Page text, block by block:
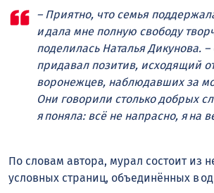
– Приятно, что семья
и дала мне полную свободу
поделилась Наталья Дикунова. –
придавал позитив, исходящий
воронежцев, наблюдавших за
Они говорили столько добрых
я поняла: всё не напрасно, я на
По словам автора, мурал состоит из
условных страниц, объединённых в